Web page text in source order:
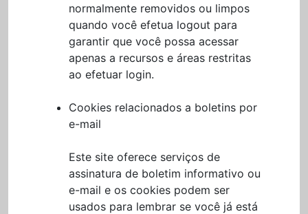
normalmente removidos ou limpos
quando você efetua logout para
garantir que você possa acessar
apenas a recursos e áreas restritas
ao efetuar login.
Cookies relacionados a boletins por
e-mail
Este site oferece serviços de
assinatura de boletim informativo ou
e-mail e os cookies podem ser
usados para lembrar se você já está